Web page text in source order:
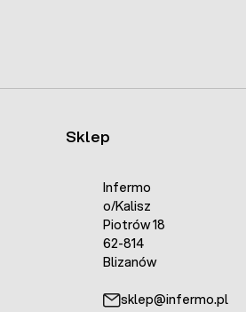
Sklep
Infermo
o/Kalisz
Piotrów 18
62-814
Blizanów
sklep@infermo.pl